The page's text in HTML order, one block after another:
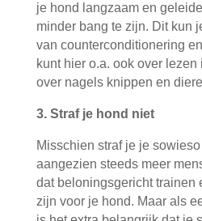
je hond langzaam en
minder bang te zijn. Dit kun
van counterconditionering
kunt hier o.a. ook over lezen
over nagels knippen en
3. Straf je hond niet
Misschien straf je je
aangezien steeds meer
dat beloningsgericht trainen
zijn voor je hond. Maar als